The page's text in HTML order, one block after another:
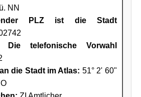
NN
PLZ ist die Stadt
Die telefonische Vorwahl
die Stadt im Atlas: 51° 2' 60"